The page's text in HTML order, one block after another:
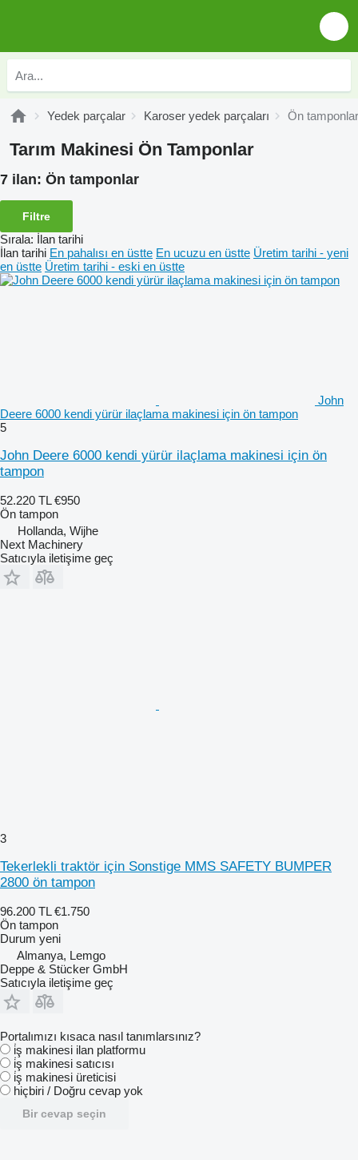
Yedek parçalar Karoser yedek parçaları Ön tamponlar
Tarım Makinesi Ön Tamponlar
7 ilan: Ön tamponlar
Filtre
Sırala: İlan tarihi
İlan tarihi En pahalısı en üstte En ucuzu en üstte Üretim tarihi - yeni
en üstte Üretim tarihi - eski en üstte
John
Deere 6000 kendi yürür ilaçlama makinesi için ön tampon
5
John Deere 6000 kendi yürür ilaçlama makinesi için ön
tampon
52.220 TL €950
Ön tampon
Hollanda, Wijhe
Next Machinery
Satıcıyla iletişime geç
3
Tekerlekli traktör için Sonstige MMS SAFETY BUMPER
2800 ön tampon
96.200 TL €1.750
Ön tampon
Durum yeni
Almanya, Lemgo
Deppe & Stücker GmbH
Satıcıyla iletişime geç
Portalımızı kısaca nasıl tanımlarsınız?
i̇ş makinesi ilan platformu
i̇ş makinesi satıcısı
i̇ş makinesi üreticisi
hiçbiri / Doğru cevap yok
Bir cevap seçin